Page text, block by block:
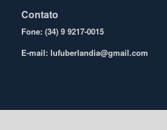
Contato
Fone: (34) 9 9217-0015
E-mail: lufuberlandia@gmail.com